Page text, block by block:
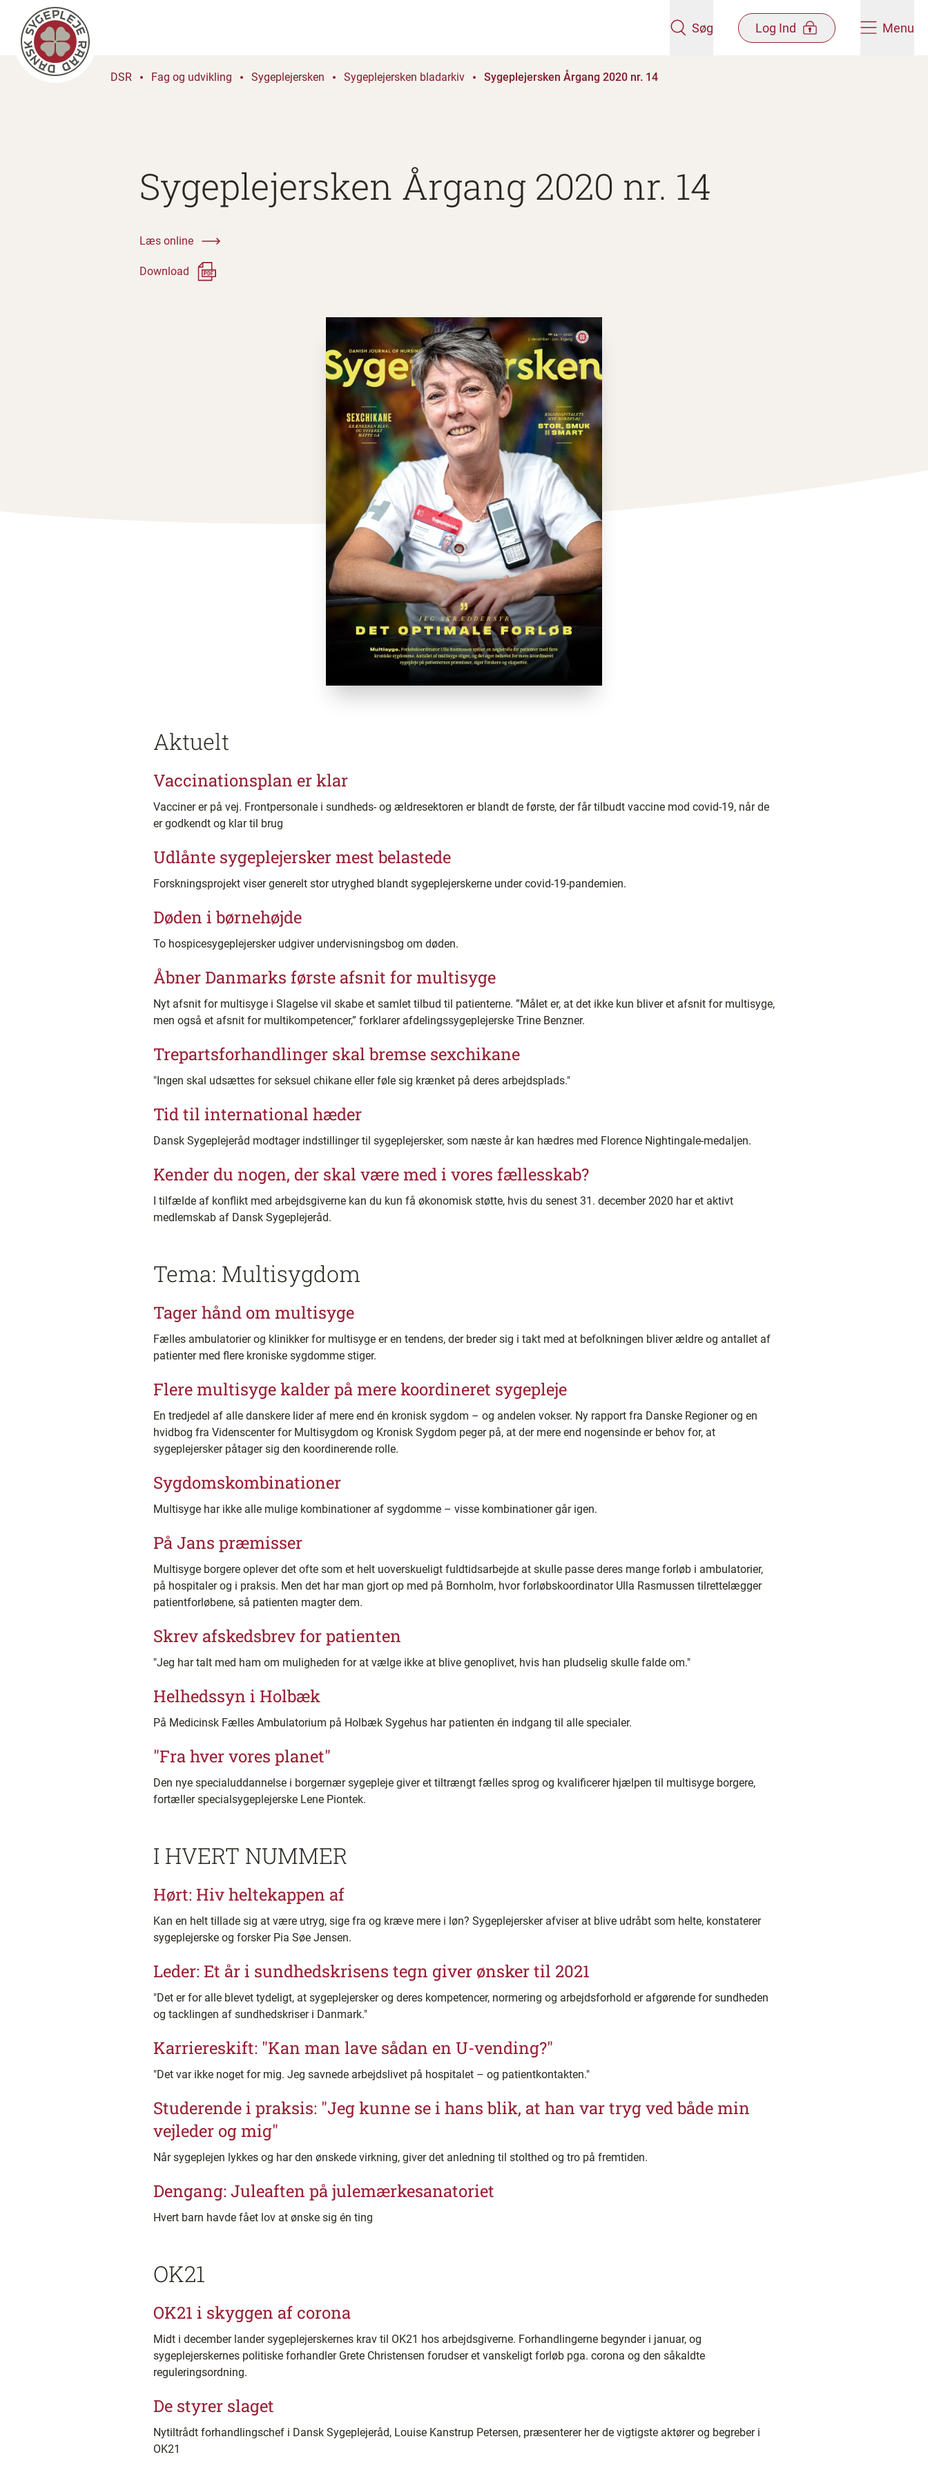
Søg Log Ind Menu
DSR Fag og udvikling Sygeplejersken Sygeplejersken bladarkiv Sygeplejersken Årgang 2020 nr. 14
Sygeplejersken Årgang 2020 nr. 14
Læs online
Download
Aktuelt
Vaccinationsplan er klar
Vacciner er på vej. Frontpersonale i sundheds- og ældresektoren er blandt de første, der får tilbudt vaccine mod covid-19, når de
er godkendt og klar til brug
Udlånte sygeplejersker mest belastede
Forskningsprojekt viser generelt stor utryghed blandt sygeplejerskerne under covid-19-pandemien.
Døden i børnehøjde
To hospicesygeplejersker udgiver undervisningsbog om døden.
Åbner Danmarks første afsnit for multisyge
Nyt afsnit for multisyge i Slagelse vil skabe et samlet tilbud til patienterne. ”Målet er, at det ikke kun bliver et afsnit for multisyge,
men også et afsnit for multikompetencer,” forklarer afdelingssygeplejerske Trine Benzner.
Trepartsforhandlinger skal bremse sexchikane
"Ingen skal udsættes for seksuel chikane eller føle sig krænket på deres arbejdsplads."
Tid til international hæder
Dansk Sygeplejeråd modtager indstillinger til sygeplejersker, som næste år kan hædres med Florence Nightingale-medaljen.
Kender du nogen, der skal være med i vores fællesskab?
I tilfælde af konflikt med arbejdsgiverne kan du kun få økonomisk støtte, hvis du senest 31. december 2020 har et aktivt
medlemskab af Dansk Sygeplejeråd.
Tema: Multisygdom
Tager hånd om multisyge
Fælles ambulatorier og klinikker for multisyge er en tendens, der breder sig i takt med at befolkningen bliver ældre og antallet af
patienter med flere kroniske sygdomme stiger.
Flere multisyge kalder på mere koordineret sygepleje
En tredjedel af alle danskere lider af mere end én kronisk sygdom – og andelen vokser. Ny rapport fra Danske Regioner og en
hvidbog fra Videnscenter for Multisygdom og Kronisk Sygdom peger på, at der mere end nogensinde er behov for, at
sygeplejersker påtager sig den koordinerende rolle.
Sygdomskombinationer
Multisyge har ikke alle mulige kombinationer af sygdomme – visse kombinationer går igen.
På Jans præmisser
Multisyge borgere oplever det ofte som et helt uoverskueligt fuldtidsarbejde at skulle passe deres mange forløb i ambulatorier,
på hospitaler og i praksis. Men det har man gjort op med på Bornholm, hvor forløbskoordinator Ulla Rasmussen tilrettelægger
patientforløbene, så patienten magter dem.
Skrev afskedsbrev for patienten
"Jeg har talt med ham om muligheden for at vælge ikke at blive genoplivet, hvis han pludselig skulle falde om."
Helhedssyn i Holbæk
På Medicinsk Fælles Ambulatorium på Holbæk Sygehus har patienten én indgang til alle specialer.
"Fra hver vores planet"
Den nye specialuddannelse i borgernær sygepleje giver et tiltrængt fælles sprog og kvalificerer hjælpen til multisyge borgere,
fortæller specialsygeplejerske Lene Piontek.
I HVERT NUMMER
Hørt: Hiv heltekappen af
Kan en helt tillade sig at være utryg, sige fra og kræve mere i løn? Sygeplejersker afviser at blive udråbt som helte, konstaterer
sygeplejerske og forsker Pia Søe Jensen.
Leder: Et år i sundhedskrisens tegn giver ønsker til 2021
"Det er for alle blevet tydeligt, at sygeplejersker og deres kompetencer, normering og arbejdsforhold er afgørende for sundheden
og tacklingen af sundhedskriser i Danmark."
Karriereskift: "Kan man lave sådan en U-vending?"
"Det var ikke noget for mig. Jeg savnede arbejdslivet på hospitalet – og patientkontakten."
Studerende i praksis: "Jeg kunne se i hans blik, at han var tryg ved både min
vejleder og mig"
Når sygeplejen lykkes og har den ønskede virkning, giver det anledning til stolthed og tro på fremtiden.
Dengang: Juleaften på julemærkesanatoriet
Hvert barn havde fået lov at ønske sig én ting
OK21
OK21 i skyggen af corona
Midt i december lander sygeplejerskernes krav til OK21 hos arbejdsgiverne. Forhandlingerne begynder i januar, og
sygeplejerskernes politiske forhandler Grete Christensen forudser et vanskeligt forløb pga. corona og den såkaldte
reguleringsordning.
De styrer slaget
Nytiltrådt forhandlingschef i Dansk Sygeplejeråd, Louise Kanstrup Petersen, præsenterer her de vigtigste aktører og begreber i
OK21